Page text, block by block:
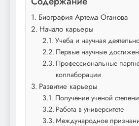
Биография Артема Оганова
Начало карьеры
Учеба и научная
Первые научные
Профессиональные
коллаборации
Развитие карьеры
Получение ученой степени
Работа в университете
Международное